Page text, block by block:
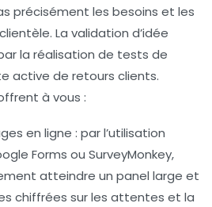
précisément les besoins et les
La validation d’idée
la réalisation de tests de
active de retours clients.
à vous :
en ligne : par l’utilisation
Forms ou SurveyMonkey,
atteindre un panel large et
chiffrées sur les attentes et la